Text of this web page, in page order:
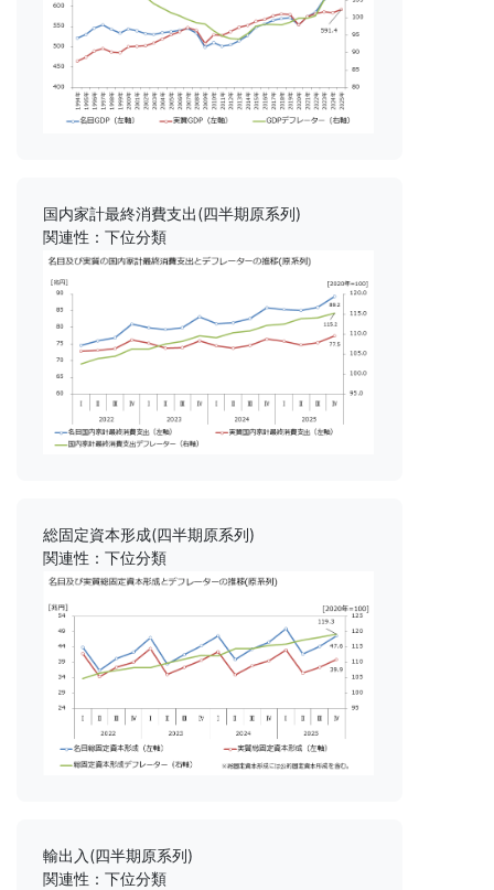
国内家計最終消費支出(四半期原系列)
関連性：下位分類
総固定資本形成(四半期原系列)
関連性：下位分類
輸出入(四半期原系列)
関連性：下位分類